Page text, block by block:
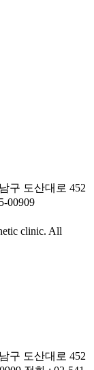
구 도산대로 452
00909
clinic. All
구 도산대로 452